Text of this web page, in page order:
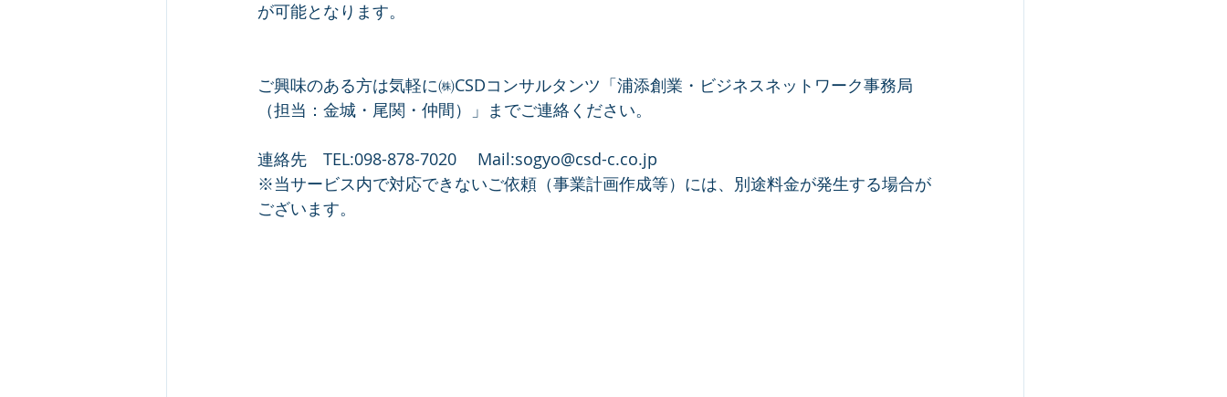
が可能となります。
ご興味のある方は気軽に㈱CSDコンサルタンツ「浦添創業・ビジネスネットワーク事務局
（担当：金城・尾関・仲間）」までご連絡ください。
連絡先　TEL:098-878-7020　 Mail:sogyo@csd-c.co.jp
※当サービス内で対応できないご依頼（事業計画作成等）には、別途料金が発生する場合が
ございます。